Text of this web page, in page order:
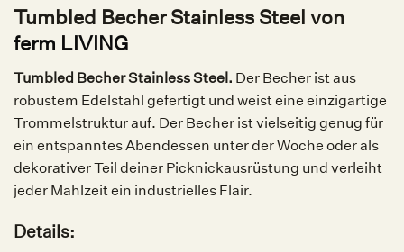
Tumbled Becher Stainless Steel von
ferm LIVING
Tumbled Becher Stainless Steel. Der Becher ist aus
robustem Edelstahl gefertigt und weist eine einzigartige
Trommelstruktur auf. Der Becher ist vielseitig genug für
ein entspanntes Abendessen unter der Woche oder als
dekorativer Teil deiner Picknickausrüstung und verleiht
jeder Mahlzeit ein industrielles Flair.
Details: